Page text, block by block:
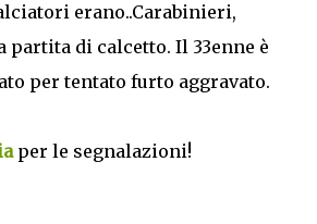
erano..Carabinieri,
partita di calcetto. Il 33enne è
per tentato furto aggravato.
per le segnalazioni!